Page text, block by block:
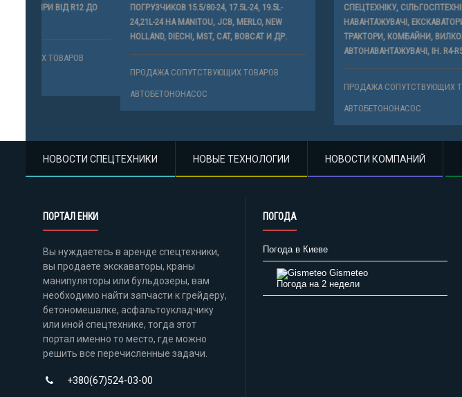
ПОГРУЗЧИКОВ 15.5/80-24, 17.5L-24, 19.5L-
24,21L-24 НА MANITOU, JCB, MERLO, NEW
HOLLAND, DIECHI, MST, CAT, BOBCAT И ДР.
ПРОДАЖА СОПУТСТВУЮЩИХ ТОВАРОВ
АВТОБЕТОНОНАСОС
СПЕЦТЕХНІКУ, СІЛЬГОСПТЕХНІКУ,
НАВАНТАЖУВАЧІ, ЕКСКАВАТОРИ, ГРЕЙДЕРИ,
ТРАКТОРИ, КОМБАЙНИ, ВИЛКОВІ
АВТОНАВАНТАЖУВАЧІ, ІН. R4-R54
ПРОДАЖА СОПУТСТВУЮЩИХ ТОВАРОВ
АВТОБЕТОНОНАСОС
НОВОСТИ СПЕЦТЕХНИКИ НОВЫЕ ТЕХНОЛОГИИ НОВОСТИ КОМПАНИЙ
ПОРТАЛ ЕНКИ
Вы нуждаетесь в аренде спецтехники,
вы продаете экскаваторы, краны
манипуляторы или бульдозеры, вам
необходимо найти запчасти к грейдеру,
бетономешалке, асфальтоукладчику
или иной спецтехнике, тогда этот
портал именно то место, где можно
решить все перечисленные задачи.
+380(67)524-03-00
ПОГОДА
Погода в Киеве
Gismeteo
Погода на 2 недели